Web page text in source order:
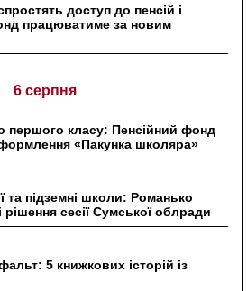
доступ до пенсій і
працюватиме за новим
6 серпня
першого класу: Пенсійний фонд
«Пакунка школяра»
та підземні школи: Романько
сесії Сумської облради
5 книжкових історій із